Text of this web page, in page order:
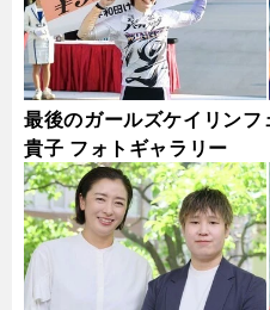
最後のガールズケイリン
貴子 フォトギャラリー